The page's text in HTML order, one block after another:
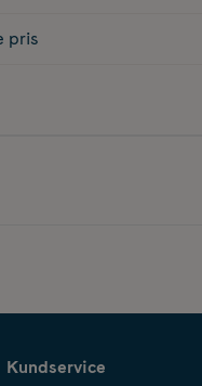
pris
Kundservice